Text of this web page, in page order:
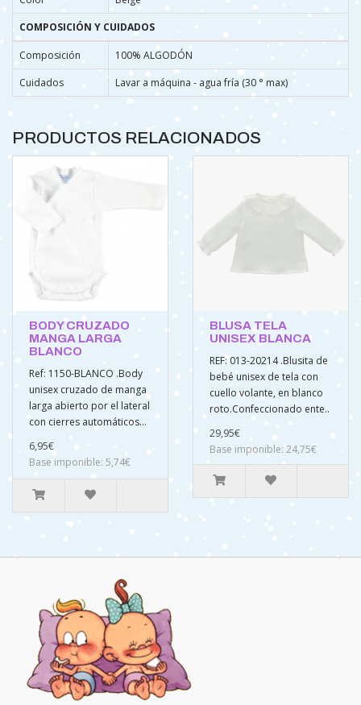
COMPOSICIÓN Y CUIDADOS
Composición
100% ALGODÓN
Cuidados
Lavar a máquina - agua fría (30 ° max)
PRODUCTOS RELACIONADOS
BODY CRUZADO
MANGA LARGA
BLANCO
Ref: 1150-BLANCO .Body
unisex cruzado de manga
larga abierto por el lateral
con cierres automáticos...
6,95€
Base imponible: 5,74€
BLUSA TELA
UNISEX BLANCA
REF: 013-20214 .Blusita de
bebé unisex de tela con
cuello volante, en blanco
roto.Confeccionado ente..
29,95€
Base imponible: 24,75€